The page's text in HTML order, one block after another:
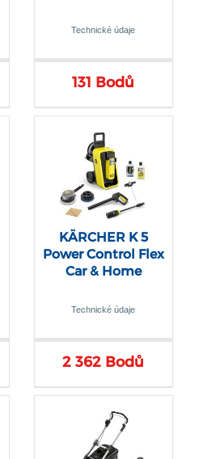
Technické údaje
131 Bodů
KÄRCHER K 5
Power Control Flex
Car & Home
Technické údaje
2 362 Bodů